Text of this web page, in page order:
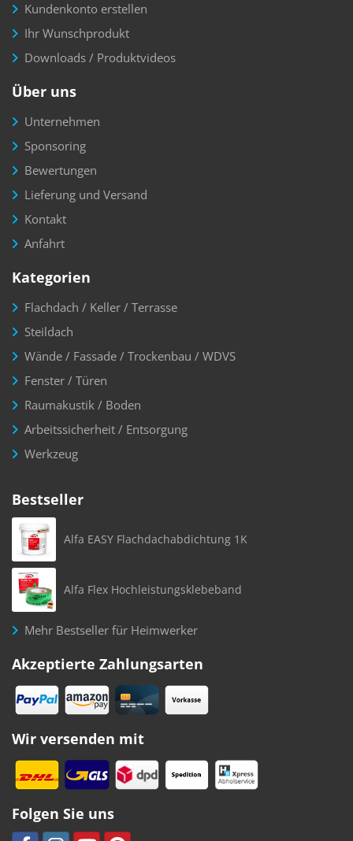
Kundenkonto erstellen
Ihr Wunschprodukt
Downloads / Produktvideos
Über uns
Unternehmen
Sponsoring
Bewertungen
Lieferung und Versand
Kontakt
Anfahrt
Kategorien
Flachdach / Keller / Terrasse
Steildach
Wände / Fassade / Trockenbau / WDVS
Fenster / Türen
Raumakustik / Boden
Arbeitssicherheit / Entsorgung
Werkzeug
Bestseller
Alfa EASY Flachdachabdichtung 1K
Alfa Flex Hochleistungsklebeband
Mehr Bestseller für Heimwerker
Akzeptierte Zahlungsarten
Wir versenden mit
Folgen Sie uns